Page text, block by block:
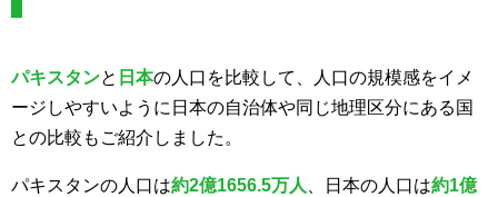
パキスタンと 日本の人口を比較して、人口の規模感をイメ
ージしやすいように日本の自治体や同じ地理区分にある国
との比較もご紹介しました。
パキスタンの人口は約2億1656.5万人 、日本の人口は約1億